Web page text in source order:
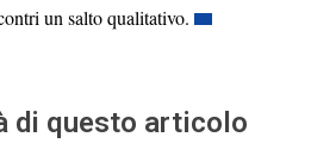
un salto qualitativo.
di questo articolo